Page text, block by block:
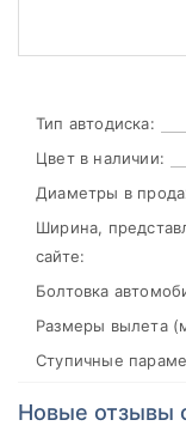
Тип автодиска:
Цвет в наличии:
Диаметры в
Ширина,
сайте:
Болтовка
Размеры вылета
Ступичные
Новые отзывы